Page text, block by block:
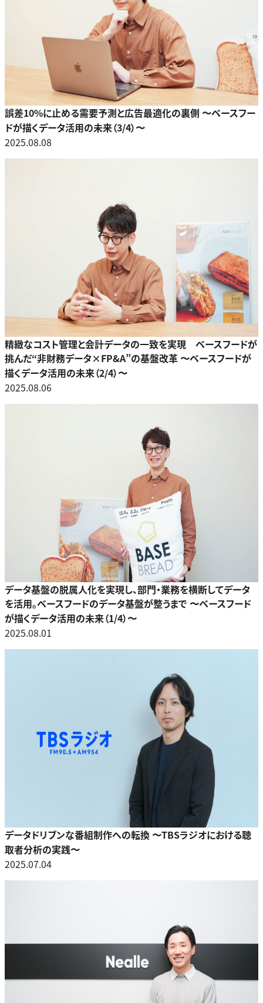
誤差10%に止める需要予測と広告最適化の裏側 〜ベースフー
ドが描くデータ活用の未来（3/4）〜
2025.08.08
精緻なコスト管理と会計データの一致を実現 ベースフードが
挑んだ“非財務データ×FP&A”の基盤改革 〜ベースフードが
描くデータ活用の未来（2/4）〜
2025.08.06
データ基盤の脱属人化を実現し、部門・業務を横断してデータ
を活用。ベースフードのデータ基盤が整うまで 〜ベースフード
が描くデータ活用の未来（1/4）〜
2025.08.01
データドリブンな番組制作への転換 〜TBSラジオにおける聴
取者分析の実践〜
2025.07.04